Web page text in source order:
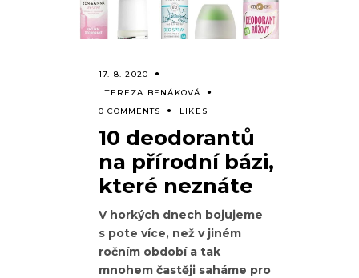
17. 8. 2020
TEREZA BENÁKOVÁ
0 COMMENTS
LIKES
10 deodorantů
na přírodní bázi,
které neznáte
V horkých dnech bojujeme
s pote více, než v jiném
ročním období a tak
mnohem častěji saháme pro